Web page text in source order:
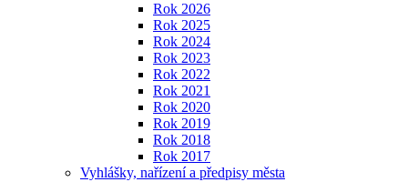
Rok 2026
Rok 2025
Rok 2024
Rok 2023
Rok 2022
Rok 2021
Rok 2020
Rok 2019
Rok 2018
Rok 2017
Vyhlášky, nařízení a předpisy města